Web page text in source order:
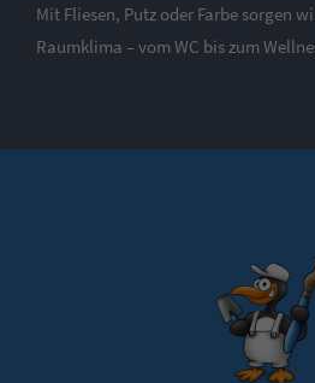
Mit Fliesen, Putz oder Farbe sorgen
Raumklima – vom WC bis zum